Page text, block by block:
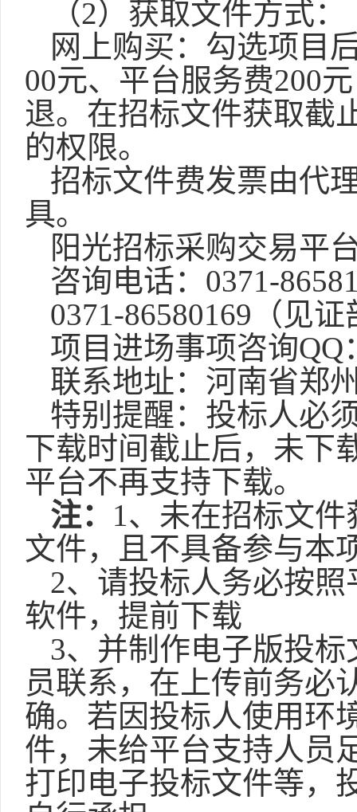
（2）获取文件方式：
网上购买：勾选项目
00元、平台服务费200
退。在招标文件获取截
的权限。
招标文件费发票由代
具。
阳光招标采购交易平
咨询电话： 0371-
0371-86580169（见证
项目进场事项咨询QQ
联系地址：河南省郑
特别提醒：投标人必
下载时间截止后，未下
平台不再支持下载。
注： 1、未在招标文
文件，且不具备参与本
2、 请投标人务必按
软件，提前下载
3、 并制作电子版投
员联系，在上传前务必
确。若因投标人使用环
件，未给平台支持人员
打印电子投标文件等，